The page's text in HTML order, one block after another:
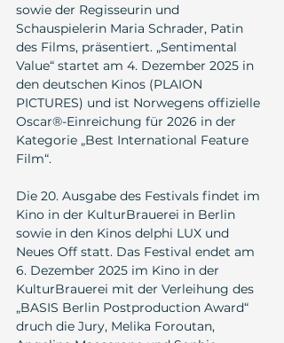
sowie der Regisseurin und
Schauspielerin Maria Schrader, Patin
des Films, präsentiert. „Sentimental
Value“ startet am 4. Dezember 2025 in
den deutschen Kinos (PLAION
PICTURES) und ist Norwegens offizielle
Oscar®-Einreichung für 2026 in der
Kategorie „Best International Feature
Film“.
Die 20. Ausgabe des Festivals findet im
Kino in der KulturBrauerei in Berlin
sowie in den Kinos delphi LUX und
Neues Off statt. Das Festival endet am
6. Dezember 2025 im Kino in der
KulturBrauerei mit der Verleihung des
„BASIS Berlin Postproduction Award“
druch die Jury, Melika Foroutan,